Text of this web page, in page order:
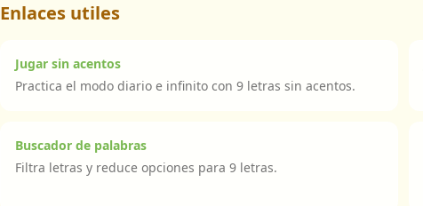
Enlaces utiles
Jugar sin acentos
Practica el modo diario e infinito con 9 letras sin acentos.
Buscador de palabras
Filtra letras y reduce opciones para 9 letras.